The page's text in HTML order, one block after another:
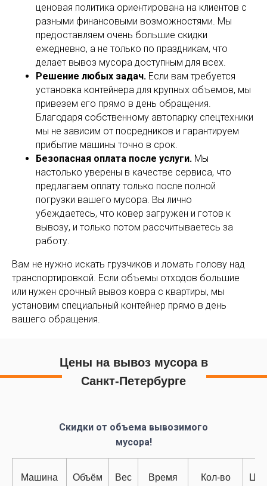
ценовая политика ориентирована на клиентов с
разными финансовыми возможностями. Мы
предоставляем очень большие скидки
ежедневно, а не только по праздникам, что
делает вывоз мусора доступным для всех.
Решение любых задач. Если вам требуется
установка контейнера для крупных объемов, мы
привезем его прямо в день обращения.
Благодаря собственному автопарку спецтехники
мы не зависим от посредников и гарантируем
прибытие машины точно в срок.
Безопасная оплата после услуги. Мы
настолько уверены в качестве сервиса, что
предлагаем оплату только после полной
погрузки вашего мусора. Вы лично
убеждаетесь, что ковер загружен и готов к
вывозу, и только потом рассчитываетесь за
работу.
Вам не нужно искать грузчиков и ломать голову над
транспортировкой. Если объемы отходов большие
или нужен срочный вывоз ковра с квартиры, мы
установим специальный контейнер прямо в день
вашего обращения.
Цены на вывоз мусора в
Санкт-Петербурге
Скидки от объема вывозимого
мусора!
Машина Объём Вес
Время
Кол-во